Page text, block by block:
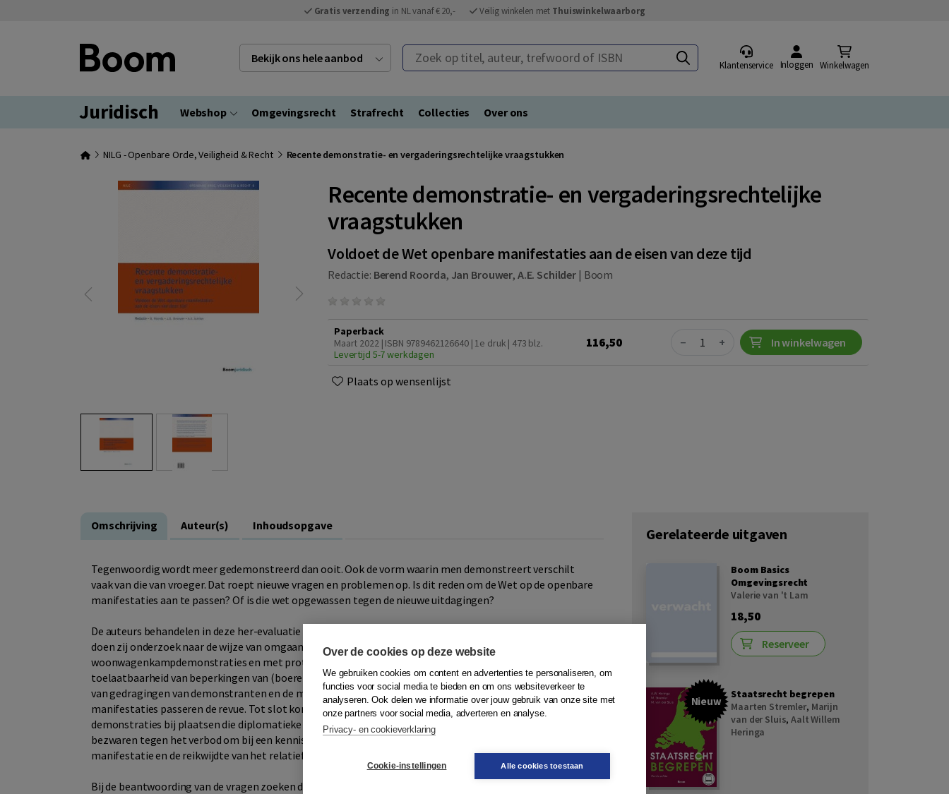
Gratis verzending in NL vanaf € 20,- Veilig winkelen met Thuiswinkelwaarborg
Bekijk ons hele aanbod Zoek op titel, auteur, trefwoord of ISBN
Klantenservice Inloggen Winkelwagen
Juridisch Webshop Omgevingsrecht Strafrecht Collecties Over ons
NILG - Openbare Orde, Veiligheid & Recht Recente demonstratie- en vergaderingsrechtelijke vraagstukken
Recente demonstratie- en vergaderingsrechtelijke
vraagstukken
Voldoet de Wet openbare manifestaties aan de eisen van deze tijd
Redactie: Berend Roorda, Jan Brouwer, A.E. Schilder | Boom
Paperback
Maart 2022 | ISBN 9789462126640 | 1e druk | 473 blz.
Levertijd 5-7 werkdagen
116,50 Quantity
− + In winkelwagen
Plaats op wensenlijst
Omschrijving Auteur(s) Inhoudsopgave
Tegenwoordig wordt meer gedemonstreerd dan ooit. Ook de vorm waarin men demonstreert verschilt
vaak van die van vroeger. Dat roept nieuwe vragen en problemen op. Is dit reden om de Wet op de openbare
manifestaties aan te passen? Of is die wet opgewassen tegen de nieuwe uitdagingen?
De auteurs behandelen in deze her-evaluatie van de Wet openbare manifestaties negen vraagstukken. Zo
doen zij onderzoek naar de wijze van omgaan met eenmensprotesten, met
woonwagenkampdemonstraties en met protestacties bij abortusklinieken. Ook onderwerpen als de
toelaatbaarheid van beperkingen van (boeren)protesten vanwege verkeersbelangen, de strafbaarheid
van gedragingen van demonstranten en de mogelijkheid van een verbod op gezichtsbedekking bij
manifestaties passeren de revue. Tot slot komen aan bod de eisen die verdragen stellen aan
demonstraties bij plaatsen die diplomatieke bescherming genieten, de internationaalrechtelijke
bezwaren tegen het verbod om bij een kennisgevingplicht gegevens te verlangen over de inhoud van de
manifestatie en de reikwijdte van het relatief onbekende vergaderingsrecht.
Bij de beantwoording van de vragen zoeken de auteurs steeds naar een evenwichtige balans tussen de
Gerelateerde uitgaven
Boom Basics
Omgevingsrecht
Valerie van 't Lam
18,50
Reserveer
Nieuw
Staatsrecht begrepen
Maarten Stremler, Marijn
van der Sluis,Aalt Willem
Heringa
Over de cookies op deze website
We gebruiken cookies om content en advertenties te personaliseren, om
functies voor social media te bieden en om ons websiteverkeer te
analyseren. Ook delen we informatie over jouw gebruik van onze site met
onze partners voor social media, adverteren en analyse.
Privacy- en cookieverklaring
Cookie-instellingen Alle cookies toestaan